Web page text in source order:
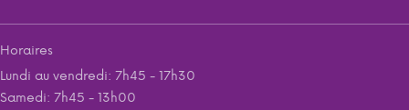
Horaires
Lundi au vendredi: 7h45 - 17h30
Samedi: 7h45 - 13h00